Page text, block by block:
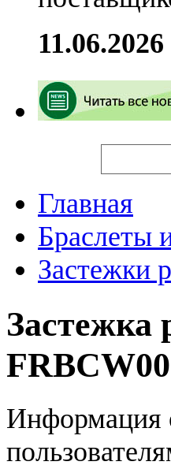
11.06.2026
Главная
Браслеты
Застежки
Застежка
Информация